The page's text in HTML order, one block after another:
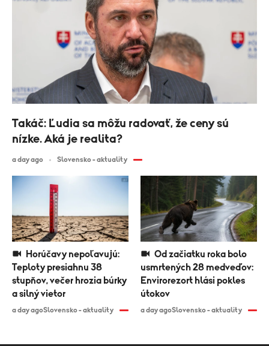
Teploty presiahnu 38
stupňov, večer hrozia búrky
a silný vietor
a day agoSlovensko - aktuality
usmrtených 28 medveďov:
Envirorezort hlási pokles
útokov
a day agoSlovensko - aktuality
Takáč: Ľudia sa môžu radovať, že ceny sú
nízke. Aká je realita?
a day ago Slovensko - aktuality